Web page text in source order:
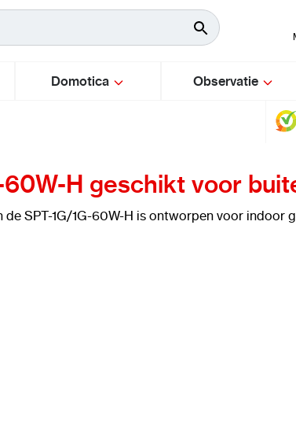
Domotica Observatie
60W-H geschikt voor
SPT-1G/1G-60W-H is ontworpen voor indoor